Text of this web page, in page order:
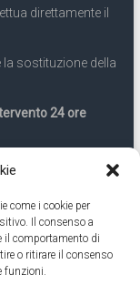
come i cookie per
Il consenso a
il comportamento di
o ritirare il consenso
funzioni.
direttamente il
sostituzione della
24 ore
intervento 24